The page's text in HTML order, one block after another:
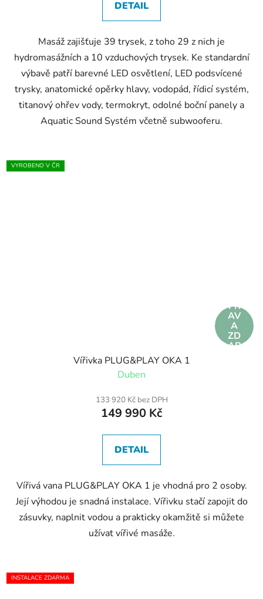
DETAIL
Masáž zajišťuje 39 trysek, z toho 29 z nich je
hydromasážních a 10 vzduchových trysek. Ke standardní
výbavě patří barevné LED osvětlení, LED podsvícené
trysky, anatomické opěrky hlavy, vodopád, řídicí systém,
titanový ohřev vody, termokryt, odolné boční panely a
Aquatic Sound Systém včetně subwooferu.
VYROBENO V ČR
PR
AV
A
ZD
AR
Vířivka PLUG&PLAY OKA 1
Duben
133 920 Kč bez DPH
149 990 Kč
DETAIL
Vířivá vana PLUG&PLAY OKA 1 je vhodná pro 2 osoby.
Její výhodou je snadná instalace. Vířivku stačí zapojit do
zásuvky, naplnit vodou a prakticky okamžitě si můžete
užívat vířivé masáže.
INSTALACE ZDARMA